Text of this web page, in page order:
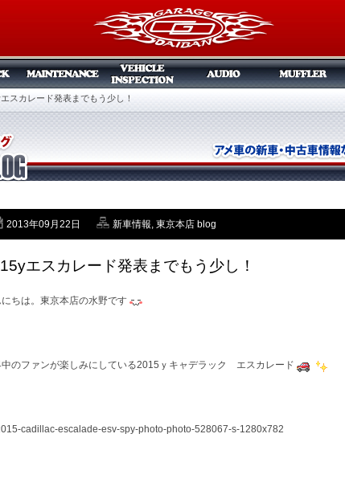
スカレード発表までもう少し！
2013年09月22日 新車情報, 東京本店 blog
エスカレード発表までもう少し！
にちは。東京本店の水野です
中のファンが楽しみにしている2015ｙキャデラック エスカレード